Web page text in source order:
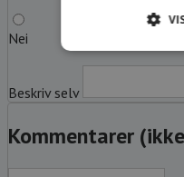
Nei
Beskriv selv
Kommentarer